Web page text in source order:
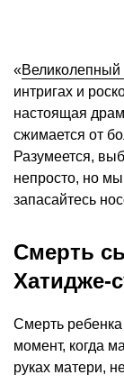
«Великолепный
интригах и
настоящая
сжимается от
Разумеется,
непросто, но
запасайтесь
Смерть
Хатидже-
Смерть
момент, когда
руках матери,